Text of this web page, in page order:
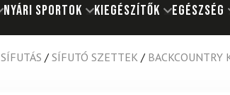
NYÁRI SPORTOK KIEGÉSZÍTŐK EGÉSZSÉG
SÍFUTÁS / SÍFUTÓ SZETTEK / BACKCOUNTRY